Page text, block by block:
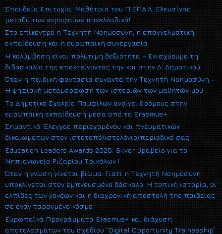
Σπουδαία Επιτυχία: Μαθήτρια του Π.ΕΠΑ.Λ. Ελευσίνας
μεταξύ των κορυφαίων πανελλαδικά!
Στο επίκεντρο η Τεχνητή Νοημοσύνη, η επαγγελματική
εκπαίδευση και η ευρωπαϊκή συνεργασία
Η κολύμβηση είναι πολύτιμη δεξιότητα – Ενισχύουμε τη
διδασκαλία της επεκτείνοντάς την και στην Δ΄ Δημοτικού
Όταν η παιδική φαντασία συναντά την Τεχνητή Νοημοσύνη –
Η ψηφιακή μεταμόρφωση των ιστοριών των μαθητών μου
Το Δημοτικό Σχολείο Παμφίλων ανοίγει δρόμους στην
ευρωπαϊκή εκπαίδευση μέσα από το Erasmus+
Σημαντικό: Έλεγχος περιεχομένου και πνευματικών
δικαιωμάτων στον ιστότοπό/ιστολόγιο/περιοδικό σας
Education Leaders Awards 2026: Silver βραβείο για το
Νηπιαγωγείο Ριζαρίου Τρικάλων !
Όταν η γνώση γίνεται βίωμα: Γιατί η Τεχνητή Νοημοσύνη
υποκλίνεται στον εμπνευσμένο δάσκαλο. Η τοπική ιστορία, οι
ελπίδες των γονέων και η διαχρονική αποστολή της παιδείας
σε έναν ταραγμένο κόσμο
Ευρωπαϊκά Προγράμματα Erasmus+ και διάχυση
αποτελεσμάτων του σχεδίου “Digital Opportunity Traineeship”